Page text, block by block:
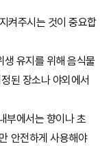
켜주시는 것이 중요합
유지를 위해 음식물
된 장소나 야외에서
부에서는 향이나 초
안전하게 사용해야